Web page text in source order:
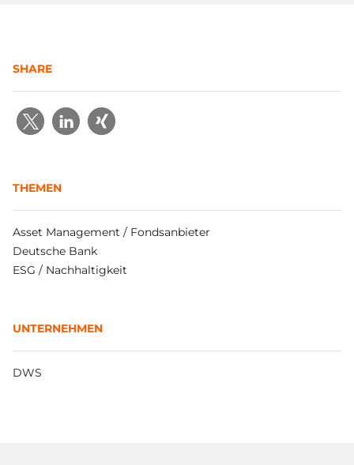
SHARE
THEMEN
Asset Management / Fondsanbieter
Deutsche Bank
ESG / Nachhaltigkeit
UNTERNEHMEN
DWS